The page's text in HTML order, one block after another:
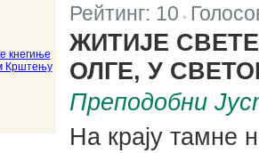
Рейтинг: 10 |
ЖИТИЈЕ
ОЛГЕ, У
Преподобни
На крају тамне